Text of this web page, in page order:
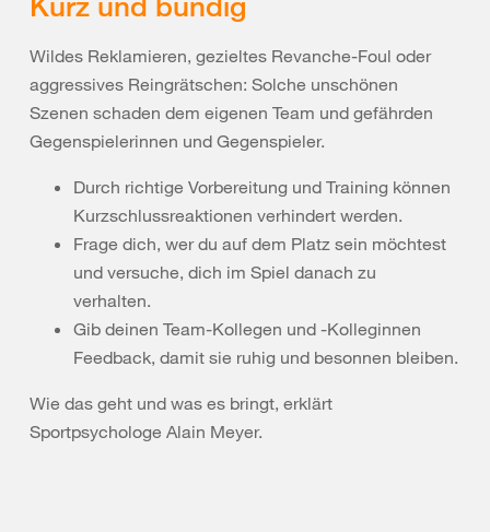
Wildes Reklamieren, gezieltes Revanche-Foul oder
aggressives Reingrätschen: Solche unschönen
Szenen schaden dem eigenen Team und gefährden
Gegenspielerinnen und Gegenspieler.
Durch richtige Vorbereitung und Training können
Kurzschlussreaktionen verhindert werden.
Frage dich, wer du auf dem Platz sein möchtest
und versuche, dich im Spiel danach zu
verhalten.
Gib deinen Team-Kollegen und -Kolleginnen
Feedback, damit sie ruhig und besonnen bleiben.
Wie das geht und was es bringt, erklärt
Sportpsychologe Alain Meyer.